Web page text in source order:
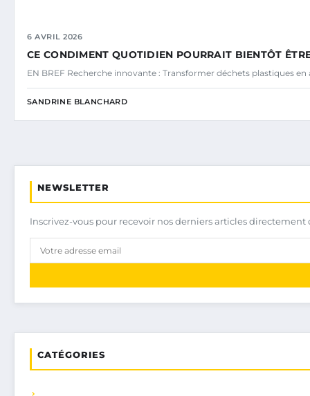
6 AVRIL 2026
CE CONDIMENT QUOTIDIEN POURRAIT BIENTÔT
EN BREF Recherche innovante : Transformer déchets plastiques en
SANDRINE BLANCHARD
NEWSLETTER
Inscrivez-vous pour recevoir nos derniers articles
CATÉGORIES